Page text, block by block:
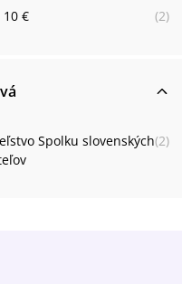
10 € (2)
Spolku slovenských(2)